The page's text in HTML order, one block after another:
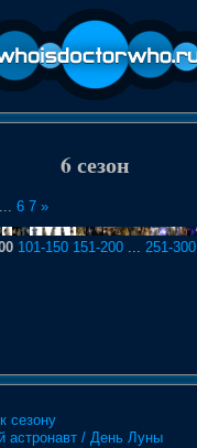
6 сезон
... 6 7 »
101-150 151-200 ... 251-300
сезону
астронавт / День Луны